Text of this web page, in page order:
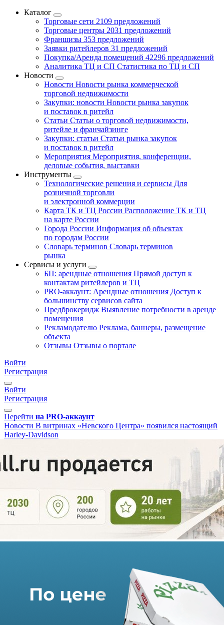
Каталог
Торговые сети 2109 предложений
Торговые центры 2031 предложений
Франшизы 353 предложений
Заявки ритейлеров 31 предложений
Покупка/Аренда помещений 42296 предложений
Аналитика ТЦ и СП Статистика по ТЦ и СП
Новости
Новости Новости рынка коммерческой
торговой недвижимости
Закупки: новости Новости рынка закупок
и поставок в ритейл
Статьи Статьи о торговой недвижимости,
ритейле и франчайзинге
Закупки: статьи Статьи рынка закупок
и поставок в ритейл
Мероприятия Мероприятия, конференции,
деловые события, выставки
Инструменты
Технологические решения и сервисы Для
розничной торговли
и электронной коммерции
Карта ТК и ТЦ России Расположение ТК и ТЦ
на карте России
Города России Информация об объектах
по городам России
Словарь терминов Словарь терминов
рынка
Сервисы и услуги
БП: арендные отношения Прямой доступ к
контактам ритейлеров и ТЦ
PRO-аккаунт: Арендные отношения Доступ к
большинству сервисов сайта
Предброкеридж Выявление потребности в аренде
помещения
Рекламодателю Реклама, баннеры, размещение
объекта
Отзывы Отзывы о портале
Войти
Регистрация
Войти
Регистрация
Перейти на PRO-аккаунт
Новости В витринах «Невского Центра» появился настоящий
Harley-Davidson
Центра» появился настоящий
Harley-Davidson